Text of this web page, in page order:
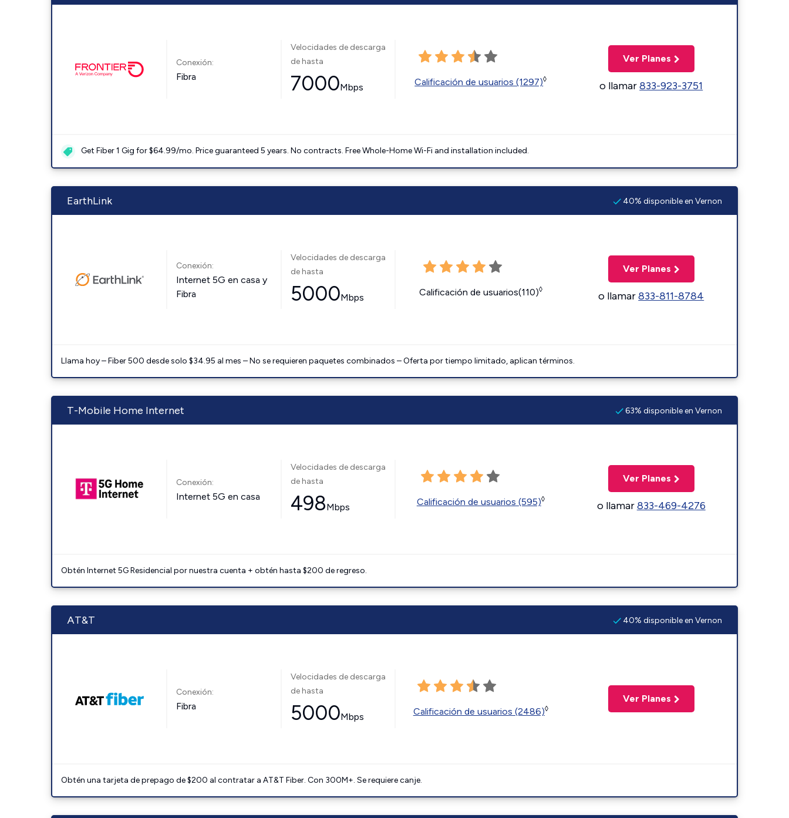
Conexión:
Fibra
Velocidades de descarga
de hasta
7000Mbps Calificación de usuarios (1297)◊
Ver Planes
o llamar833-923-3751
Get Fiber 1 Gig for $64.99/mo. Price guaranteed 5 years. No contracts. Free Whole-Home Wi-Fi and installation included.
EarthLink 40% disponible en Vernon
Conexión:
Internet 5G en casa y
Fibra
Velocidades de descarga
de hasta
5000Mbps Calificación de usuarios(110)◊
Ver Planes
o llamar833-811-8784
Llama hoy – Fiber 500 desde solo $34.95 al mes – No se requieren paquetes combinados – Oferta por tiempo limitado, aplican términos.
T-Mobile Home Internet 63% disponible en Vernon
Conexión:
Internet 5G en casa
Velocidades de descarga
de hasta
498Mbps Calificación de usuarios (595)◊
Ver Planes
o llamar833-469-4276
Obtén Internet 5G Residencial por nuestra cuenta + obtén hasta $200 de regreso.
AT&T 40% disponible en Vernon
Conexión:
Fibra
Velocidades de descarga
de hasta
5000Mbps Calificación de usuarios (2486)◊
Ver Planes
Obtén una tarjeta de prepago de $200 al contratar a AT&T Fiber. Con 300M+. Se requiere canje.